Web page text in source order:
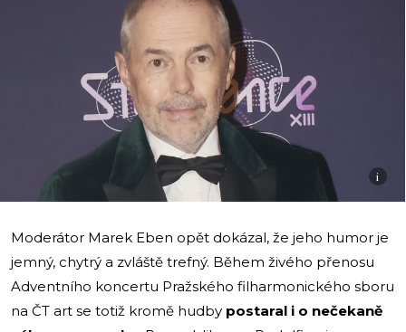
i
Moderátor Marek Eben opět dokázal, že jeho humor je
jemný, chytrý a zvláště trefný. Během živého přenosu
Adventního koncertu Pražského filharmonického sboru
na ČT art se totiž kromě hudby postaral i o nečekaně